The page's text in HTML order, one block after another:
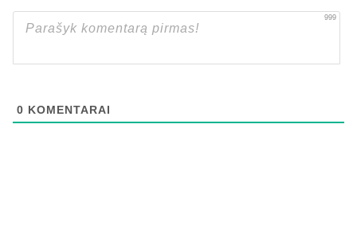
999
0 KOMENTARAI